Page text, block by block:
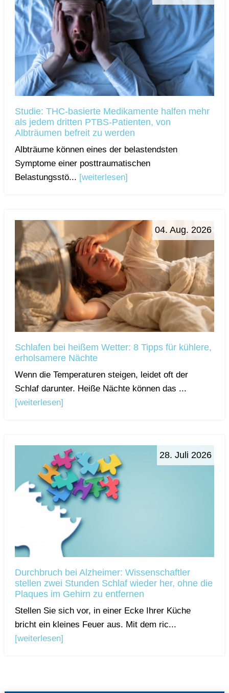
Studie: THC-basierte Medikamente halfen mehr
als jedem dritten PTBS-Patienten, von
Albträumen befreit zu werden
Albträume können eines der belastendsten
Symptome einer posttraumatischen
Belastungsstö... [weiterlesen]
04. Aug. 2026
Schlafen bei heißem Wetter: 8 Tipps für kühlere,
erholsamere Nächte
Wenn die Temperaturen steigen, leidet oft der
Schlaf darunter. Heiße Nächte können das ...
[weiterlesen]
28. Juli 2026
Durchbruch bei Alzheimer: Wissenschaftler
stellen zwei Stunden Schlaf wieder her, ohne die
Plaques im Gehirn zu entfernen
Stellen Sie sich vor, in einer Ecke Ihrer Küche
bricht ein kleines Feuer aus. Mit dem ric...
[weiterlesen]